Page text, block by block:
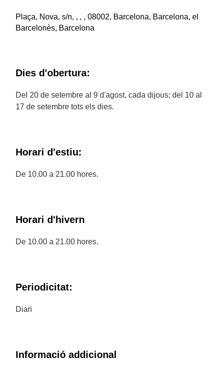
Plaça, Nova, s/n, , , , 08002, Barcelona, Barcelona, el
Barcelonès, Barcelona
Dies d'obertura:
Del 20 de setembre al 9 d'agost, cada dijous; del 10 al
17 de setembre tots els dies.
Horari d'estiu:
De 10.00 a 21.00 hores.
Horari d'hivern
De 10.00 a 21.00 hores.
Periodicitat:
Diari
Informació addicional